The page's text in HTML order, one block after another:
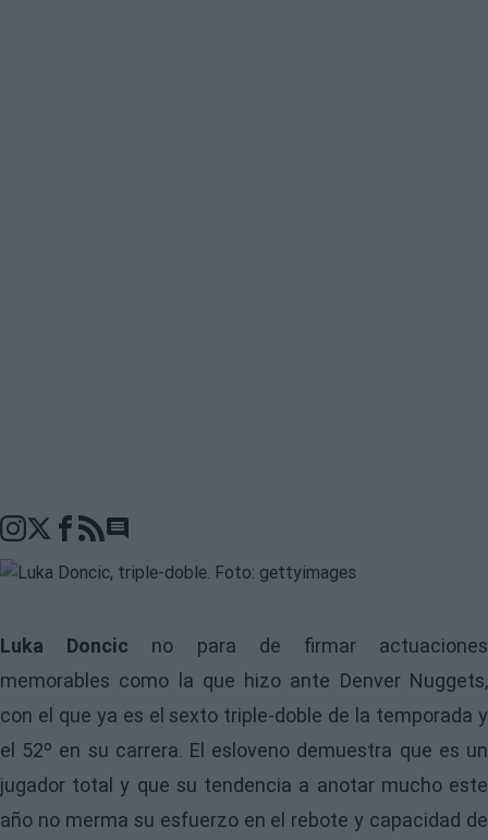
Go to comments seciton
Luka Doncic no para de firmar actuaciones
memorables como la que hizo ante Denver Nuggets,
con el que ya es el sexto triple-doble de la temporada y
el 52º en su carrera. El esloveno demuestra que es un
jugador total y que su tendencia a anotar mucho este
año no merma su esfuerzo en el rebote y capacidad de